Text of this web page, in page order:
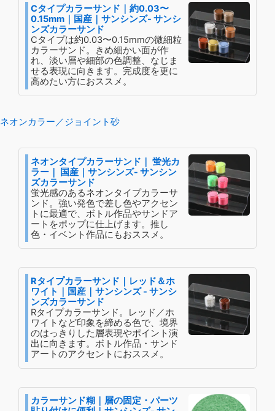
Cタイプカラーサンド｜約0.03〜
0.15mm｜国産｜サンシンズ- サンシ
ンズカラーサンド
Cタイプは約0.03〜0.15mmの微細粒
カラーサンド。きめ細かい面が作
れ、淡い層や細部の色調整、なじま
せる表現に向きます。完成度を更に
高めたい方におススメ。
ネオンカラー／ジョイント砂
ネオンタイプカラーサンド｜ 蛍光カ
ラー｜ 国産｜サンシンズ- サンシン
ズカラーサンド
蛍光感のあるネオンタイプカラーサ
ンド。強い発色で差し色やアクセン
トに最適で、ボトル作品やサンドア
ートをポップに仕上げます。推し
色・イベント作品にもおススメ。
Rタイプカラーサンド｜レッド＆ホ
ワイト｜国産｜サンシンズ - サンシ
ンズカラーサンド
Rタイプカラーサンド。レッド／ホ
ワイトなど印象を締める色で、境界
のはっきりした層表現やポイント演
出に向きます。ボトル作品・サンド
アートのアクセントにおススメ。
カラーサンド糊｜層の固定・パーツ